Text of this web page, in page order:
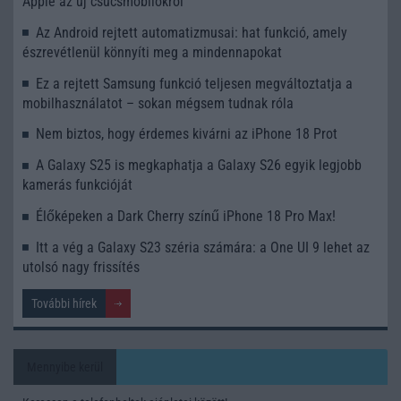
Az Android rejtett automatizmusai: hat funkció, amely
észrevétlenül könnyíti meg a mindennapokat
Ez a rejtett Samsung funkció teljesen megváltoztatja a
mobilhasználatot – sokan mégsem tudnak róla
Nem biztos, hogy érdemes kivárni az iPhone 18 Prot
A Galaxy S25 is megkaphatja a Galaxy S26 egyik legjobb
kamerás funkcióját
Élőképeken a Dark Cherry színű iPhone 18 Pro Max!
Itt a vég a Galaxy S23 széria számára: a One UI 9 lehet az
utolsó nagy frissítés
További hírek